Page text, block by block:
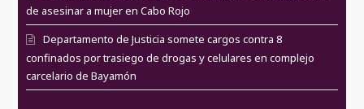
de asesinar a mujer en Cabo Rojo
Departamento de Justicia somete cargos contra 8
confinados por trasiego de drogas y celulares en complejo
carcelario de Bayamón